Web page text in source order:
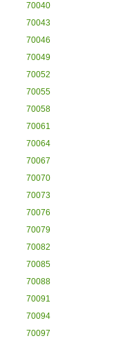
70040
70043
70046
70049
70052
70055
70058
70061
70064
70067
70070
70073
70076
70079
70082
70085
70088
70091
70094
70097